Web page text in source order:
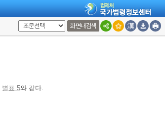
화면내검색
별표 5와 같다.